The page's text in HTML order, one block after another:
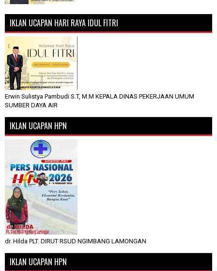
IKLAN UCAPAN HARI RAYA IDUL FITRI
Erwin Sulistya Pambudi S.T, M.M KEPALA DINAS PEKERJAAN UMUM
SUMBER DAYA AIR
IKLAN UCAPAN HPN
dr. Hilda PLT. DIRUT RSUD NGIMBANG LAMONGAN
IKLAN UCAPAN HPN